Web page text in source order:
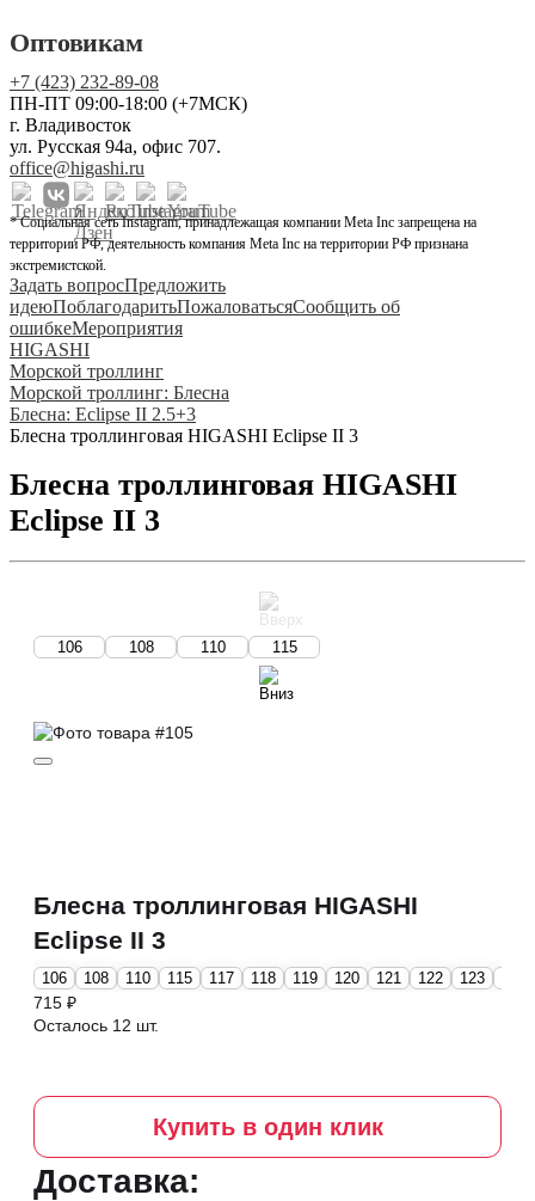
Оптовикам
+7 (423) 232-89-08
ПН-ПТ 09:00-18:00 (+7МСК)
г. Владивосток
ул. Русская 94а, офис 707.
office@higashi.ru
* Социальная сеть Instagram, принадлежащая компании Meta Inc запрещена на
территории РФ, деятельность компания Meta Inc на территории РФ признана
экстремистской.
Задать вопросПредложить
идеюПоблагодаритьПожаловатьсяСообщить об
ошибкеМероприятия
HIGASHI
Морской троллинг
Морской троллинг: Блесна
Блесна: Eclipse II 2.5+3
Блесна троллинговая HIGASHI Eclipse II 3
Блесна троллинговая HIGASHI
Eclipse II 3
106 108 110 115
Блесна троллинговая HIGASHI
Eclipse II 3
106 108 110 115 117 118 119 120 121 122 123
715 ₽
Осталось 12 шт.
Купить в один клик
Доставка: